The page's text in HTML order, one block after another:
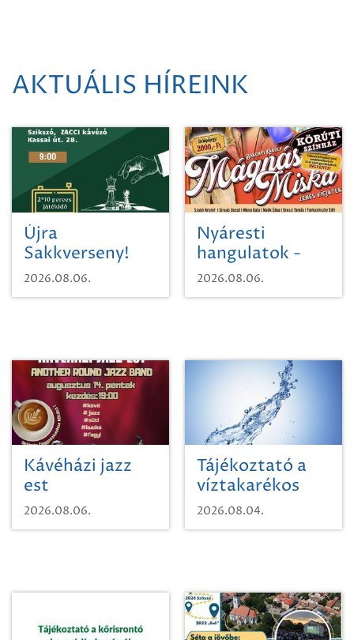
AKTUÁLIS HÍREINK
Újra
Sakkverseny!
2026.08.06.
Nyáresti
hangulatok -
Mágnás Miska
2026.08.06.
Kávéházi jazz
est
2026.08.06.
Tájékoztató a
víztakarékos
vízhasználatról
2026.08.04.